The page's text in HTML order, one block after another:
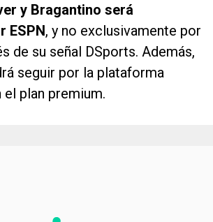
y Bragantino será
ESPN, y no exclusivamente por
de su señal DSports. Además,
seguir por la plataforma
el plan premium.